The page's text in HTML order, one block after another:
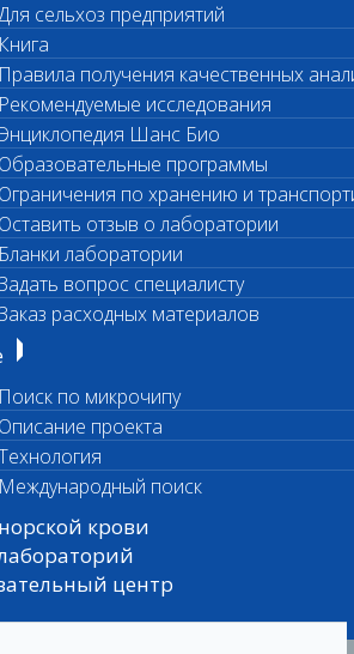
сельхоз предприятий
Книга
Правила получения качественных
Рекомендуемые исследования
Шанс Био
Образовательные программы
Ограничения по хранению и
Оставить отзыв о лаборатории
Бланки лаборатории
вопрос специалисту
расходных материалов
Поиск по микрочипу
Описание проекта
Международный поиск
крови
центр
исследования
962)
исследования